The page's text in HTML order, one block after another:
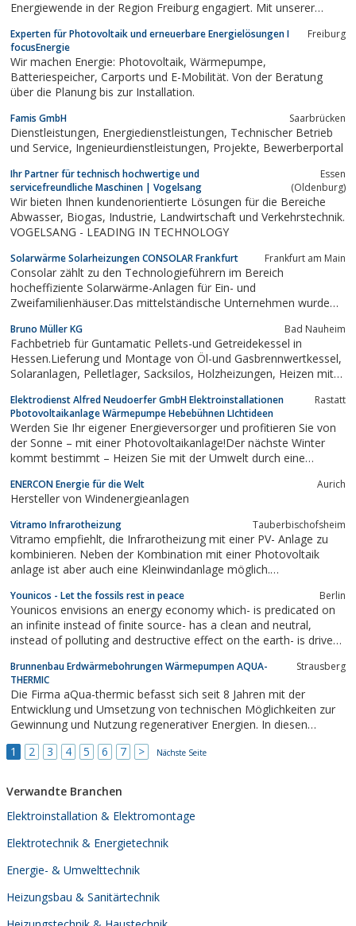
Energiewende in der Region Freiburg engagiert. Mit unserer
und Energieeffizienz, schlagen mit innovativen Projekten neue
Wege ein und schaffen...
Experten für Photovoltaik und erneuerbare Energielösungen I
focusEnergie
Freiburg
Wir machen Energie: Photovoltaik, Wärmepumpe,
Batteriespeicher, Carports und E-Mobilität. Von der Beratung
über die Planung bis zur Installation.
Famis GmbH Saarbrücken
Dienstleistungen, Energiedienstleistungen, Technischer Betrieb
und Service, Ingenieurdienstleistungen, Projekte, Bewerberportal
Ihr Partner für technisch hochwertige und
servicefreundliche Maschinen | Vogelsang
Essen
(Oldenburg)
Wir bieten Ihnen kundenorientierte Lösungen für die Bereiche
Abwasser, Biogas, Industrie, Landwirtschaft und Verkehrstechnik.
VOGELSANG - LEADING IN TECHNOLOGY
Solarwärme Solarheizungen CONSOLAR Frankfurt Frankfurt am Main
Consolar zählt zu den Technologieführern im Bereich
hocheffiziente Solarwärme-Anlagen für Ein- und
Zweifamilienhäuser.Das mittelständische Unternehmen wurde
Main) von vier Ingenieuren gegründet, die bis heute gemeinsam
die Geschäftsführung innehaben. Consolar...
Bruno Müller KG Bad Nauheim
Fachbetrieb für Guntamatic Pellets-und Getreidekessel in
Hessen.Lieferung und Montage von Öl-und Gasbrennwertkessel,
Solaranlagen, Pelletlager, Sacksilos, Holzheizungen, Heizen mit
Elektrodienst Alfred Neudoerfer GmbH Elektroinstallationen
Pbotovoltaikanlage Wärmepumpe Hebebühnen LIchtideen
Rastatt
Werden Sie Ihr eigener Energieversorger und profitieren Sie von
der Sonne – mit einer Photovoltaikanlage!Der nächste Winter
kommt bestimmt – Heizen Sie mit der Umwelt durch eine
Musteranlagen können bei uns besichtigt werden. Wir tauschen
Ihre alte Heizung aus – Alles...
ENERCON Energie für die Welt Aurich
Hersteller von Windenergieanlagen
Vitramo Infrarotheizung Tauberbischofsheim
Vitramo empfiehlt, die Infrarotheizung mit einer PV- Anlage zu
kombinieren. Neben der Kombination mit einer Photovoltaik
anlage ist aber auch eine Kleinwindanlage möglich.
wandeln die ihnen zugeführte elektrische Energie beinahe zu
hundert Prozent in Wärme um. Sie sorgen...
Younicos - Let the fossils rest in peace Berlin
Younicos envisions an energy economy which- is predicated on
an infinite instead of finite source- has a clean and neutral,
instead of polluting and destructive effect on the earth- is driven
sun and geo energy systems, instead of the ever depleting
commodity...
Brunnenbau Erdwärmebohrungen Wärmepumpen AQUA-
THERMIC
Strausberg
Die Firma aQua-thermic befasst sich seit 8 Jahren mit der
Entwicklung und Umsetzung von technischen Möglichkeiten zur
Gewinnung und Nutzung regenerativer Energien. In diesen
Themengebiete „Wasser“ und „geothermische Erschließung“ zu
1 2 3 4 5 6 7 > Nächste Seite
Verwandte Branchen
Elektroinstallation & Elektromontage
Elektrotechnik & Energietechnik
Energie- & Umwelttechnik
Heizungsbau & Sanitärtechnik